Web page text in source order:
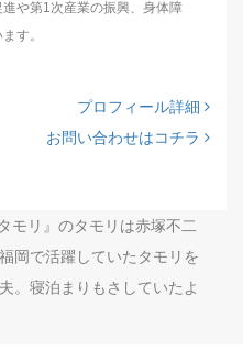
や第1次産業の振興、身体障
す。
プロフィール詳細
お問い合わせはコチラ
モリ』のタモリは赤塚不二
岡で活躍していたタモリを
。寝泊まりもさしていたよ